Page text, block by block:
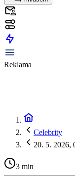
Reklama
Celebrity
20. 5. 2026,
3 min